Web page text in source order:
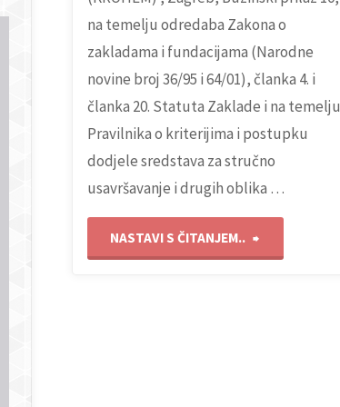
na temelju odredaba Zakona o
zakladama i fundacijama (Narodne
novine broj 36/95 i 64/01), članka 4. i
članka 20. Statuta Zaklade i na temelju
Pravilnika o kriterijima i postupku
dodjele sredstava za stručno
usavršavanje i drugih oblika …
NASTAVI S ČITANJEM..